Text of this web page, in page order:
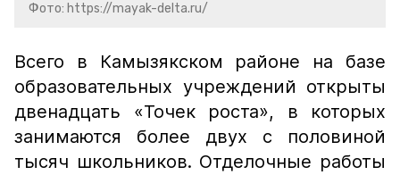
Фото: https://mayak-delta.ru/
Всего в Камызякском районе на базе
образовательных учреждений открыты
двенадцать «Точек роста», в которых
занимаются более двух с половиной
тысяч школьников. Отделочные работы